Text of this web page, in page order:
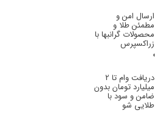
ارسال امن و
مطمئن طلا و
محصولات گرانبها با
زراکسپرس
دریافت وام تا 2
میلیارد تومان بدون
ضامن و سود با
طلایی شو